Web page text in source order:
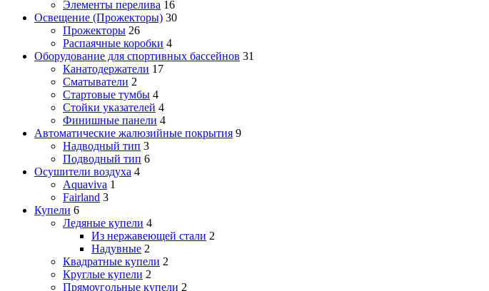
Элементы перелива 16
Освещение (Прожекторы) 30
Прожекторы 26
Распаячные коробки 4
Оборудование для спортивных бассейнов 31
Канатодержатели 17
Сматыватели 2
Стартовые тумбы 4
Стойки указателей 4
Финишные панели 4
Автоматические жалюзийные покрытия 9
Надводный тип 3
Подводный тип 6
Осушители воздуха 4
Aquaviva 1
Fairland 3
Купели 6
Ледяные купели 4
Из нержавеющей стали 2
Надувные 2
Квадратные купели 2
Круглые купели 2
Прямоугольные купели 2